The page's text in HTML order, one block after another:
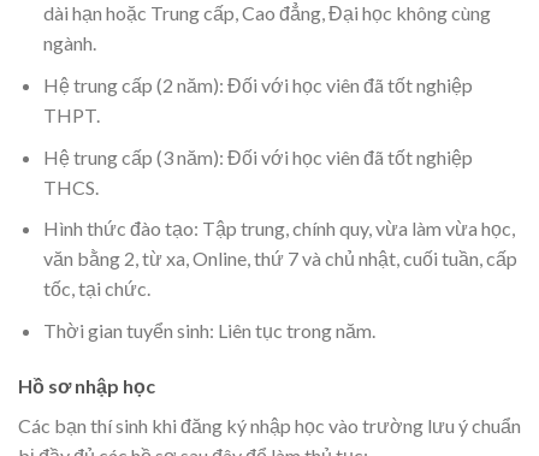
dài hạn hoặc Trung cấp, Cao đẳng, Đại học không cùng
ngành.
Hệ trung cấp (2 năm): Đối với học viên đã tốt nghiệp
THPT.
Hệ trung cấp (3 năm): Đối với học viên đã tốt nghiệp
THCS.
Hình thức đào tạo: Tập trung, chính quy, vừa làm vừa học,
văn bằng 2, từ xa, Online, thứ 7 và chủ nhật, cuối tuần, cấp
tốc, tại chức.
Thời gian tuyển sinh: Liên tục trong năm.
Hồ sơ nhập học
Các bạn thí sinh khi đăng ký nhập học vào trường lưu ý chuẩn